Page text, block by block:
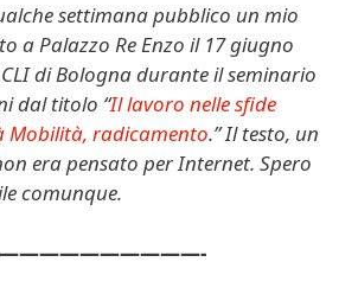
settimana pubblico un mio
a Palazzo Re Enzo il 17 giugno
di Bologna durante il seminario
dal titolo “Il lavoro nelle sfide
Mobilità, radicamento.” Il testo, un
era pensato per Internet. Spero
comunque.